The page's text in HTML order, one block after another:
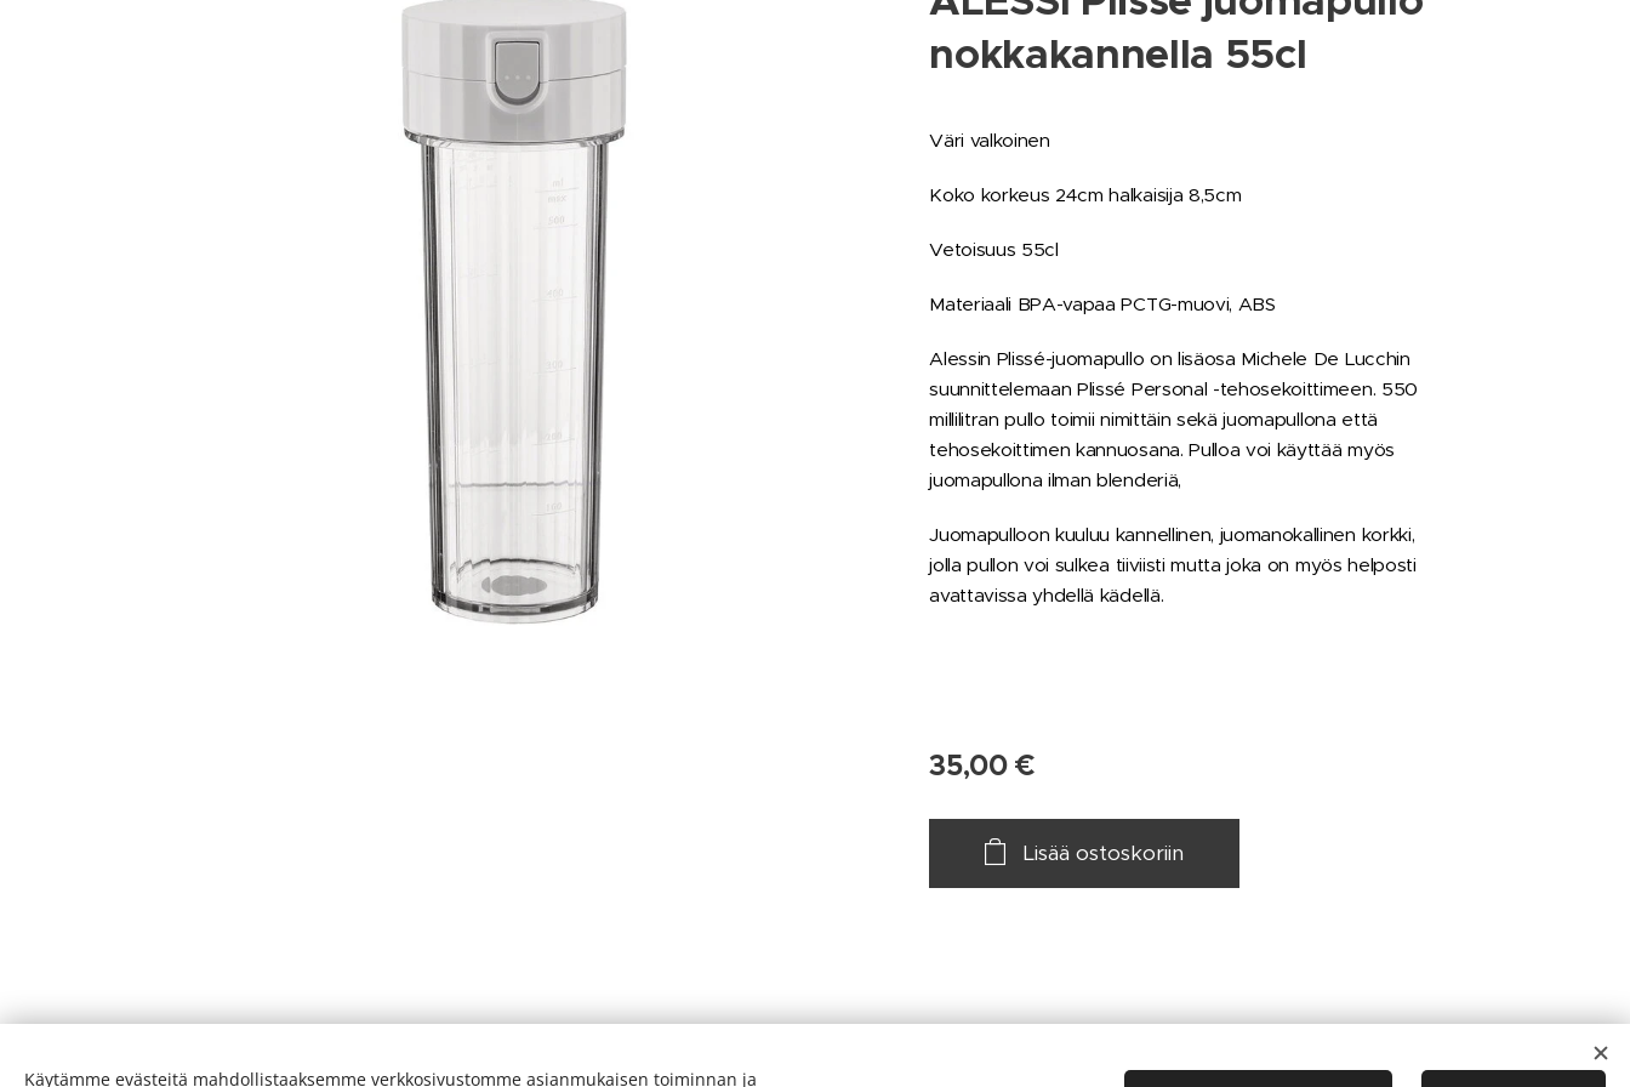
nokkakannella 55cl
Väri valkoinen
Koko korkeus 24cm halkaisija 8,5cm
Vetoisuus 55cl
Materiaali BPA-vapaa PCTG-muovi, ABS
Alessin Plissé-juomapullo on lisäosa Michele De Lucchin
suunnittelemaan Plissé Personal -tehosekoittimeen. 550
millilitran pullo toimii nimittäin sekä juomapullona että
tehosekoittimen kannuosana. Pulloa voi käyttää myös
juomapullona ilman blenderiä,
Juomapulloon kuuluu kannellinen, juomanokallinen korkki,
jolla pullon voi sulkea tiiviisti mutta joka on myös helposti
avattavissa yhdellä kädellä.
35,00€
Lisää ostoskoriin
Käytämme evästeitä mahdollistaaksemme verkkosivustomme asianmukaisen toiminnan ja